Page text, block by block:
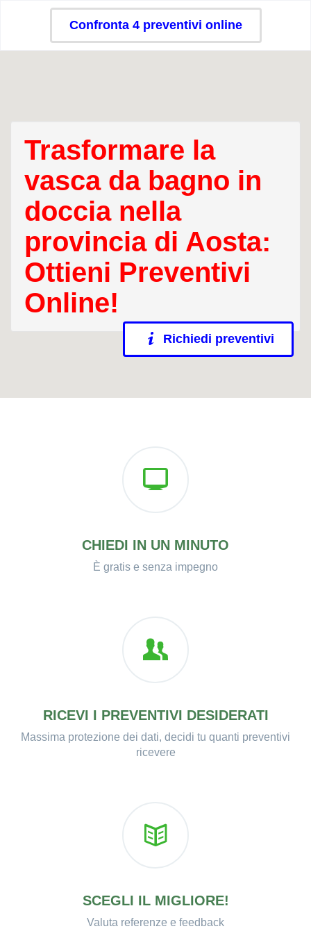
Confronta 4 preventivi online
Trasformare la
vasca da bagno in
doccia nella
provincia di Aosta:
Ottieni Preventivi
Online!
Richiedi preventivi
CHIEDI IN UN MINUTO
È gratis e senza impegno
RICEVI I PREVENTIVI DESIDERATI
Massima protezione dei dati, decidi tu quanti preventivi
ricevere
SCEGLI IL MIGLIORE!
Valuta referenze e feedback